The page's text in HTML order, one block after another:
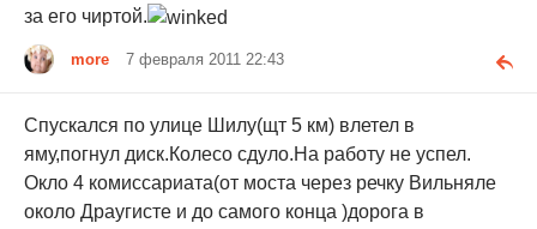
за его чиртой.
more 7 февраля 2011 22:43
Спускался по улице Шилу(щт 5 км) влетел в
яму,погнул диск.Колесо сдуло.На работу не успел.
Окло 4 комиссариата(от моста через речку Вильняле
около Драугисте и до самого конца )дорога в